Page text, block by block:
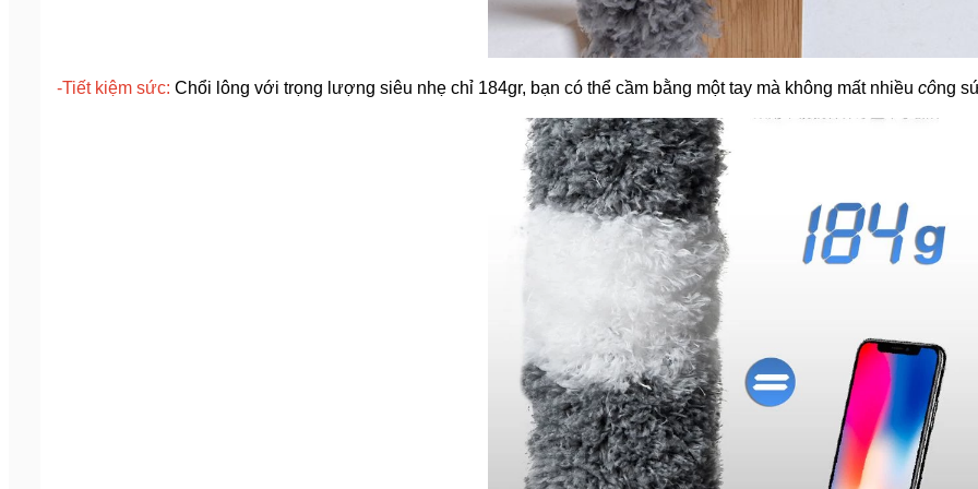
-Tiết kiệm sức: Chổi lông với trọng lượng siêu nhẹ chỉ 184gr, bạn có thể cầm bằng một tay mà không mất nhiều công